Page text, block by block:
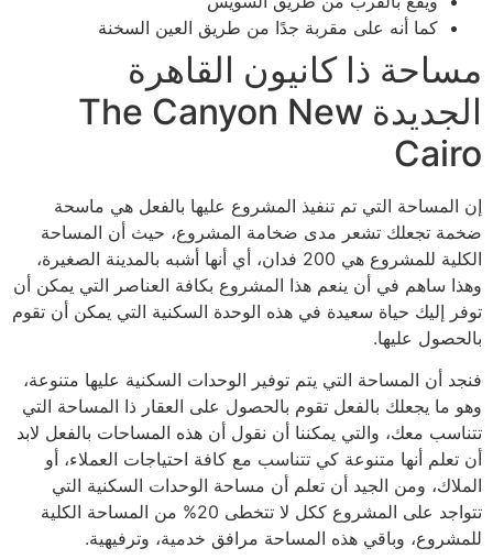
كما أنه على مقربة جدًا من طريق العين السخنة
مساحة ذا كانيون القاهرة
الجديدة The Canyon New
Cairo
إن المساحة التي تم تنفيذ المشروع عليها بالفعل هي ماسحة
ضخمة تجعلك تشعر مدى ضخامة المشروع، حيث أن المساحة
الكلية للمشروع هي 200 فدان، أي أنها أشبه بالمدينة الصغيرة،
وهذا ساهم في أن ينعم هذا المشروع بكافة العناصر التي يمكن أن
توفر إليك حياة سعيدة في هذه الوحدة السكنية التي يمكن أن تقوم
بالحصول عليها.
فنجد أن المساحة التي يتم توفير الوحدات السكنية عليها متنوعة،
وهو ما يجعلك بالفعل تقوم بالحصول على العقار ذا المساحة التي
تتناسب معك، والتي يمكننا أن نقول أن هذه المساحات بالفعل لابد
أن تعلم أنها متنوعة كي تتناسب مع كافة احتياجات العملاء، أو
الملاك، ومن الجيد أن تعلم أن مساحة الوحدات السكنية التي
تتواجد على المشروع ككل لا تتخطى 20% من المساحة الكلية
للمشروع، وباقي هذه المساحة مرافق خدمية، وترفيهية.